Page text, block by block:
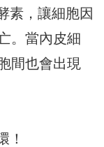
素，讓細胞因
。當內皮細
間也會出現
！